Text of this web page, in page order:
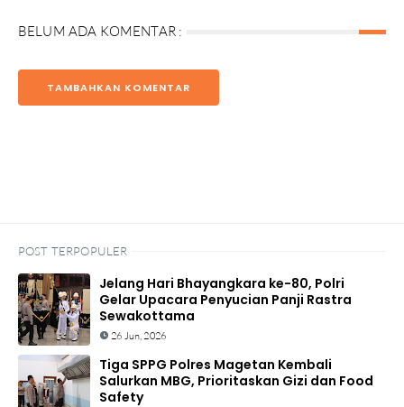
BELUM ADA KOMENTAR :
TAMBAHKAN KOMENTAR
POST TERPOPULER
Jelang Hari Bhayangkara ke-80, Polri
Gelar Upacara Penyucian Panji Rastra
Sewakottama
26 Jun, 2026
Tiga SPPG Polres Magetan Kembali
Salurkan MBG, Prioritaskan Gizi dan Food
Safety